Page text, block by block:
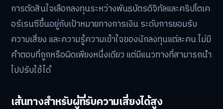
การตัดสินใจเลือกลงทุนระหว่างพันธบัตรดิจิทัลและคริปโตเค
อร์เรนซีขึ้นอยู่กับเป้าหมายทางการเงิน ระดับการยอมรับ
ความเสี่ยง และความรู้ความเข้าใจของนักลงทุนแต่ละคน ไม่มี
คำตอบที่ถูกหรือผิดเพียงหนึ่งเดียว แต่มีแนวทางที่สามารถนำ
ไปปรับใช้ได้
เส้นทางสำหรับผู้ที่รับความเสี่ยงได้สูง